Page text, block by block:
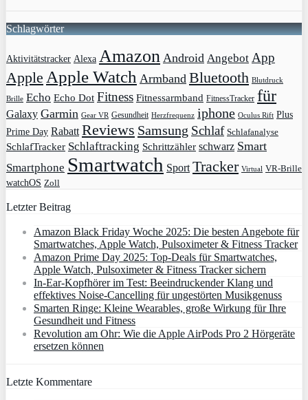
Schlagwörter
Aktivitätstracker Alexa Amazon Android Angebot App
Apple Apple Watch Armband Bluetooth Blutdruck
Brille Echo Echo Dot Fitness Fitnessarmband FitnessTracker für
Galaxy Garmin Gear VR Gesundheit Herzfrequenz iphone Oculus Rift Plus
Prime Day Rabatt Reviews Samsung Schlaf Schlafanalyse
SchlafTracker Schlaftracking Schrittzähler schwarz Smart
Smartphone Smartwatch Sport Tracker Virtual VR-Brille
watchOS Zoll
Letzter Beitrag
Amazon Black Friday Woche 2025: Die besten Angebote für
Smartwatches, Apple Watch, Pulsoximeter & Fitness Tracker
Amazon Prime Day 2025: Top-Deals für Smartwatches,
Apple Watch, Pulsoximeter & Fitness Tracker sichern
In-Ear-Kopfhörer im Test: Beeindruckender Klang und
effektives Noise-Cancelling für ungestörten Musikgenuss
Smarten Ringe: Kleine Wearables, große Wirkung für Ihre
Gesundheit und Fitness
Revolution am Ohr: Wie die Apple AirPods Pro 2 Hörgeräte
ersetzen können
Letzte Kommentare